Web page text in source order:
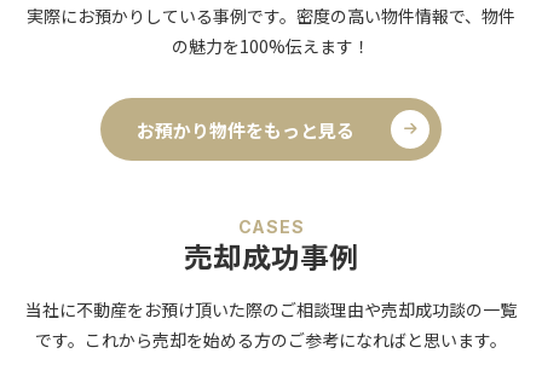
実際にお預かりしている事例です。 密度の高い物件情報で、 物件
の魅力を100%伝えます！
お預かり物件をもっと見る
CASES
売却成功事例
当社に不動産をお預け頂いた際のご相談理由や売却成功談の一覧
です。これから売却を始める方のご参考になればと思います。